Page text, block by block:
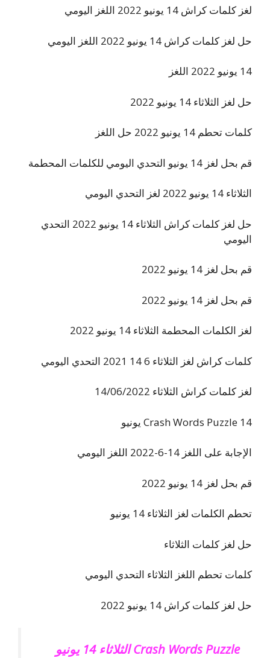
لغز كلمات كراش 14 يونيو 2022 اللغز اليومي
حل لغز كلمات كراش 14 يونيو 2022 اللغز اليومي
14 يونيو 2022 اللغز
حل لغز الثلاثاء 14 يونيو 2022
كلمات تحطم 14 يونيو 2022 حل اللغز
قم بحل لغز 14 يونيو التحدي اليومي للكلمات المحطمة
الثلاثاء 14 يونيو 2022 لغز التحدي اليومي
حل لغز كلمات كراش الثلاثاء 14 يونيو 2022 التحدي
اليومي
قم بحل لغز 14 يونيو 2022
قم بحل لغز 14 يونيو 2022
لغز الكلمات المحطمة الثلاثاء 14 يونيو 2022
كلمات كراش لغز الثلاثاء 6 14 2021 التحدي اليومي
لغز كلمات كراش الثلاثاء 14/06/2022
Crash Words Puzzle 14 يونيو
الإجابة على اللغز 14-6-2022 اللغز اليومي
قم بحل لغز 14 يونيو 2022
تحطم الكلمات لغز الثلاثاء 14 يونيو
حل لغز كلمات الثلاثاء
كلمات تحطم اللغز الثلاثاء التحدي اليومي
حل لغز كلمات كراش 14 يونيو 2022
Crash Words Puzzle الثلاثاء 14 يونيو